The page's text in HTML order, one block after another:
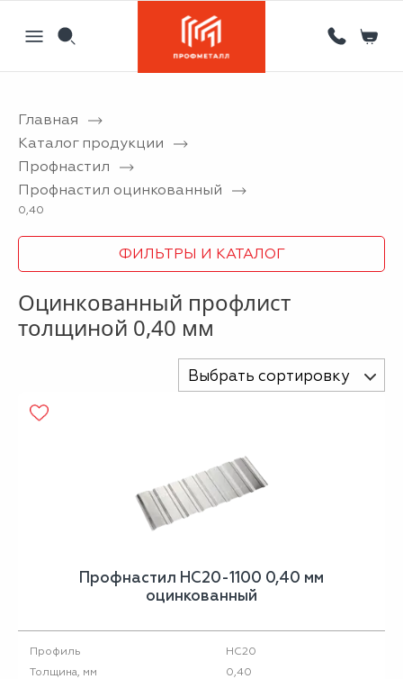
Назад
Партнерам
Отзывы
Вакансии
Назад
Кровля
Фасад
Ограждения
Двери
Назад
Сервисный металлоцентр
Гибка листового металла на станке с ЧПУ
Координатная пробивка отверстий в металле
Порошковая покраска металлических изделий
Проектирование вентилируемых фасадов
Вальцовка листового металла
Назад
Новости
Статьи
Главная
Каталог продукции
Профнастил
Профнастил оцинкованный
0,40
ФИЛЬТРЫ И КАТАЛОГ
Оцинкованный профлист
толщиной 0,40 мм
Выбрать сортировку
Профнастил НС20-1100 0,40 мм
оцинкованный
Профиль
НС20
Толщина, мм
0,40